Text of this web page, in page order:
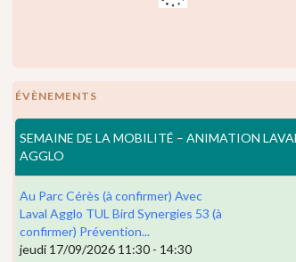
ÉVÈNEMENTS
SEMAINE DE LA MOBILITÉ – ANIMATION
AGGLO
Au Parc Cérès (à confirmer) Avec
Laval Agglo TUL Bird Synergies 53 (à
confirmer) Prévention...
jeudi 17/09/2026 11:30 - 14:30